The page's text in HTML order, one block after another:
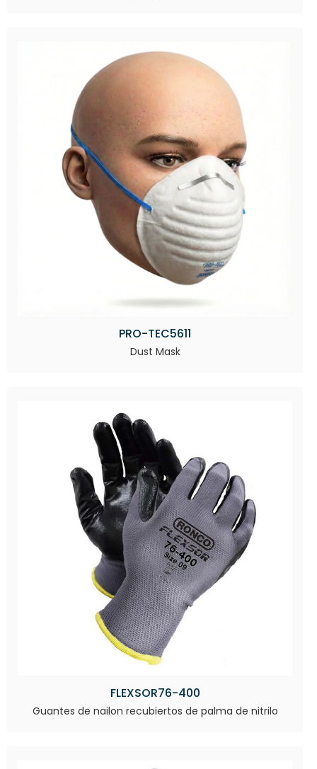
PRO-TEC5611
Dust Mask
FLEXSOR76-400
Guantes de nailon recubiertos de palma de nitrilo